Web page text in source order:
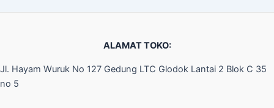
ALAMAT TOKO:
Jl. Hayam Wuruk No 127 Gedung LTC Glodok Lantai 2 Blok C 35
no 5